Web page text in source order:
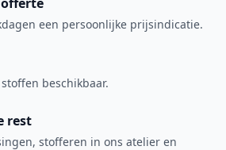
een persoonlijke prijsindicatie.
beschikbaar.
rest
stofferen in ons atelier en